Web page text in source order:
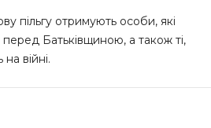
пільгу отримують особи, які
Батьківщиною, а також ті,
війні.